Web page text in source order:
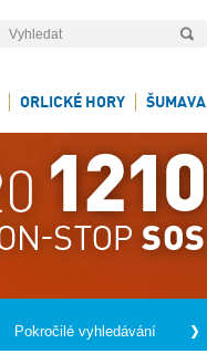
ORLICKÉ HORY ŠUMAVA
Pokročilé vyhledávání